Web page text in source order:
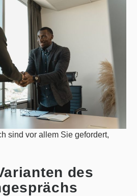
sind vor allem Sie gefordert,
des